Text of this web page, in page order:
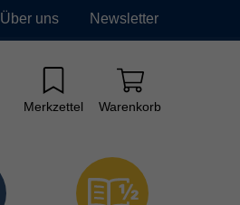
Über uns Newsletter
Merkzettel Warenkorb